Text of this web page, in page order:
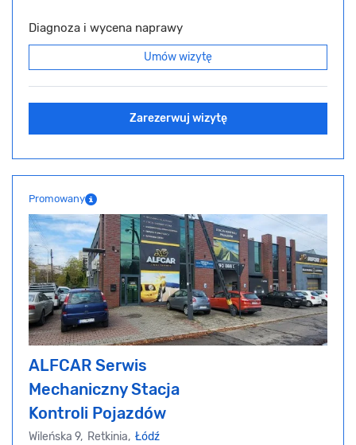
Diagnoza i wycena naprawy
Umów wizytę
Zarezerwuj wizytę
Promowany
ALFCAR Serwis
Mechaniczny Stacja
Kontroli Pojazdów
Wileńska 9, Retkinia, Łódź